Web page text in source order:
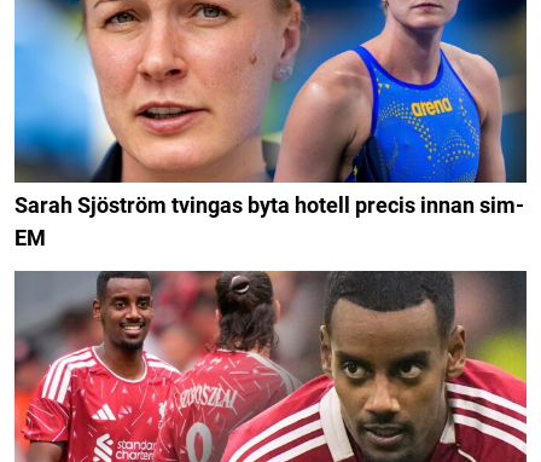
Sarah Sjöström tvingas byta hotell precis innan sim-
EM